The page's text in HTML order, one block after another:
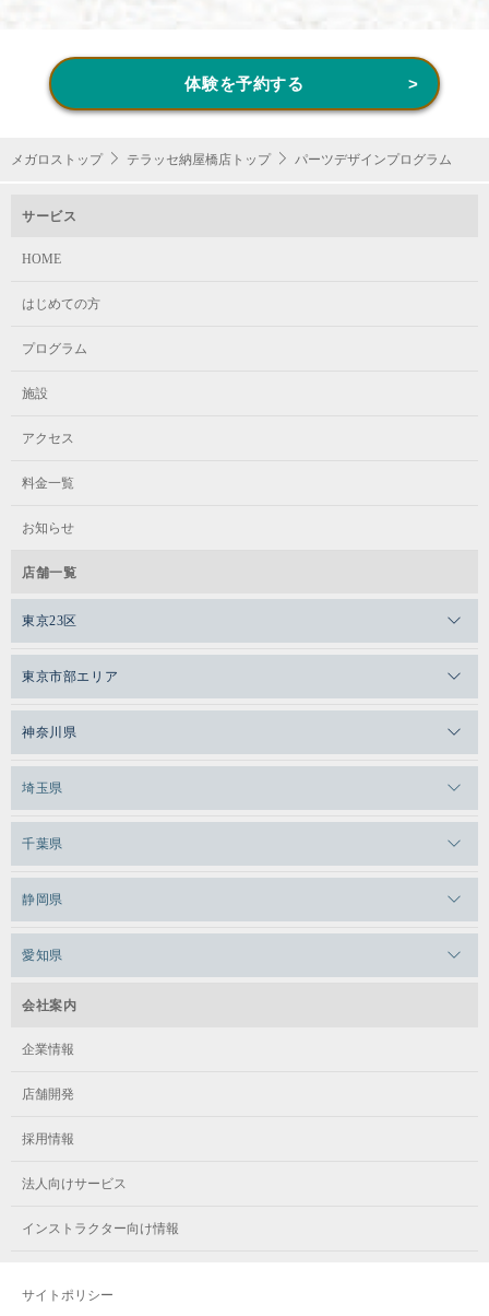
体験を予約する
メガロストップ テラッセ納屋橋店トップ パーツデザインプログラム
サービス
HOME
はじめての方
プログラム
施設
アクセス
料金一覧
お知らせ
店舗一覧
東京23区
メガロスルフレ恵比寿
メガロス日比谷シャンテ
メガロス白金台
メガロス田端
メガロスキッズ錦糸町
メガロス葛飾
東京市部エリア
メガロス三鷹
メガロスルフレ三鷹
メガロス武蔵小金井
メガロスルフレ武蔵小金井
メガロス玉川学園テニススクール
神奈川県
メガロス上永谷
メガロスルフレ上永谷
メガロス神奈川
メガロス日吉
メガロス綱島
メガロスルフレ綱島
メガロス市ヶ尾
メガロス鷺沼
メガロスルフレ鷺沼
メガロス相模大野
埼玉県
メガロスルフレ草加
千葉県
メガロス本八幡
静岡県
愛知県
メガロステラッセ納屋橋
メガロス千種
会社案内
企業情報
店舗開発
採用情報
法人向けサービス
インストラクター向け情報
サイトポリシー